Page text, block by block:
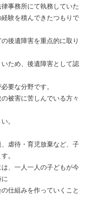
事務所にて執務していた
験を積んできたつもりで
後遺障害を重点的に取り
ため、後遺障害として認
要な分野です。
被害に苦しんでいる方々
。
虐待・育児放棄など、子
。
、一人一人の子どもが今
仕組みを作っていくこと